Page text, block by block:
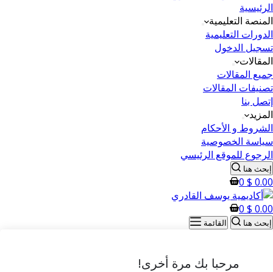
الرئيسية
المنصة التعليمية
الدورات التعليمية
تسجيل الدخول
المقالات
جميع المقالات
تصنيفات المقالات
إتصل بنا
المزيد
الشروط و الأحكام
سياسة الخصوصية
الرجوع للموقع الرئيسي
إبحث هنا
0.00
$
0
0.00
$
0
إبحث هنا القائمة
مرحبا بك مرة أخرى!